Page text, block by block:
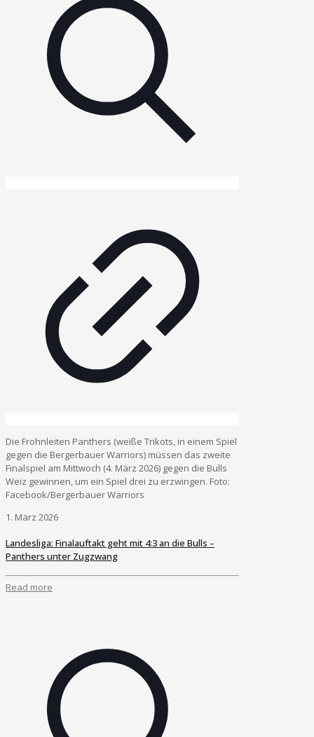
Die Frohnleiten Panthers (weiße Trikots, in einem Spiel
gegen die Bergerbauer Warriors) müssen das zweite
Finalspiel am Mittwoch (4. März 2026) gegen die Bulls
Weiz gewinnen, um ein Spiel drei zu erzwingen. Foto:
Facebook/Bergerbauer Warriors
1. März 2026
Landesliga: Finalauftakt geht mit 4:3 an die Bulls –
Panthers unter Zugzwang
Read more